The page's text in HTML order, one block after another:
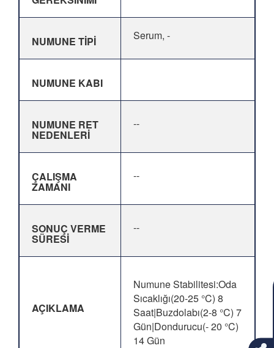
NUMUNE TİPİ Serum, -
NUMUNE KABI
NUMUNE RET
NEDENLERİ
--
ÇALIŞMA
ZAMANI
--
SONUÇ VERME
SÜRESİ
--
AÇIKLAMA
Numune Stabilitesi:Oda
Sıcaklığı(20-25 °C) 8
Saat|Buzdolabı(2-8 °C) 7
Gün|Dondurucu(- 20 °C)
14 Gün